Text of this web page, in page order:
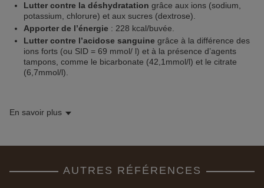
Lutter contre la déshydratation grâce aux ions (sodium,
potassium, chlorure) et aux sucres (dextrose).
Apporter de l’énergie : 228 kcal/buvée.
Lutter contre l’acidose sanguine grâce à la différence des
ions forts (ou SID = 69 mmol/ l) et à la présence d’agents
tampons, comme le bicarbonate (42,1mmol/l) et le citrate
(6,7mmol/l).
En savoir plus
AUTRES RÉFÉRENCES